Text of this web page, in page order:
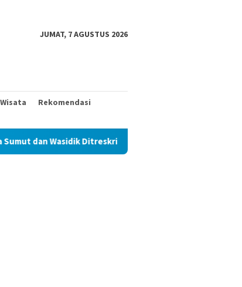
JUMAT, 7 AGUSTUS 2026
Wisata
Rekomendasi
Diduga Permainkan Masyarakat Kecil Yang